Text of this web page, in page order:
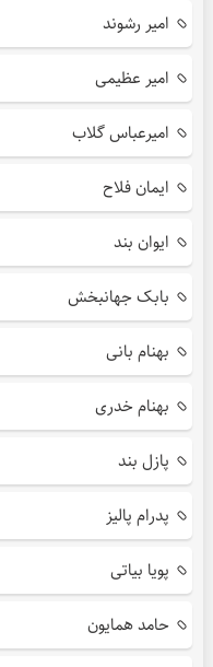
امیر رشوند
امیر عظیمی
امیرعباس گلاب
ایمان فلاح
ایوان بند
بابک جهانبخش
بهنام بانی
بهنام خدری
پازل بند
پدرام پالیز
پویا بیاتی
حامد همایون